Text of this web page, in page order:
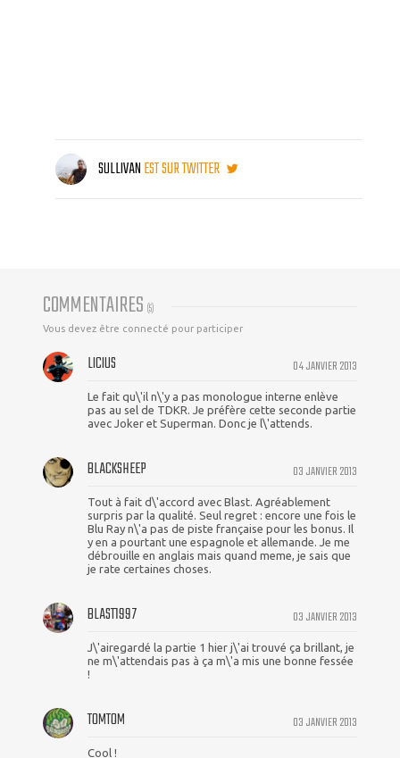
SULLIVANEST SUR TWITTER
COMMENTAIRES (5)
Vous devez être connecté pour participer
04 JANVIER 2013
LICIUS
Le fait qu\'il n\'y a pas monologue interne enlève
pas au sel de TDKR. Je préfère cette seconde partie
avec Joker et Superman. Donc je l\'attends.
03 JANVIER 2013
BLACKSHEEP
Tout à fait d\'accord avec Blast. Agréablement
surpris par la qualité. Seul regret : encore une fois le
Blu Ray n\'a pas de piste française pour les bonus. Il
y en a pourtant une espagnole et allemande. Je me
débrouille en anglais mais quand meme, je sais que
je rate certaines choses.
03 JANVIER 2013
BLAST1997
J\'airegardé la partie 1 hier j\'ai trouvé ça brillant, je
ne m\'attendais pas à ça m\'a mis une bonne fessée
!
03 JANVIER 2013
TOMTOM
Cool !